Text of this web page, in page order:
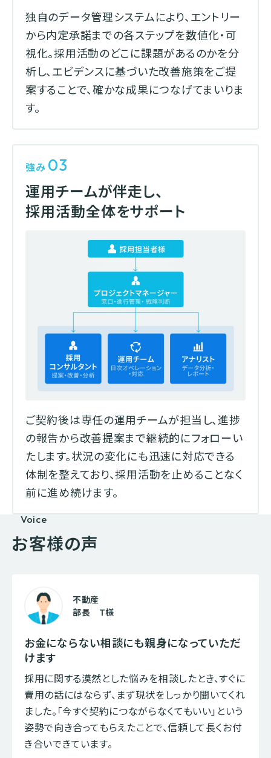
独自のデータ管理システムにより、エントリー
から内定承諾までの各ステップを数値化・可
視化。採用活動のどこに課題があるのかを分
析し、エビデンスに基づいた改善施策をご提
案することで、確かな成果につなげてまいりま
す。
強み 03
運用チームが伴走し、
採用活動全体をサポート
ご契約後は専任の運用チームが担当し、進捗
の報告から改善提案まで継続的にフォローい
たします。状況の変化にも迅速に対応できる
体制を整えており、採用活動を止めることなく
前に進め続けます。
Voice
お客様の声
不動産
部長 T様
お金にならない相談にも親身になっていただ
けます
採用に関する漠然とした悩みを相談したとき、すぐに
費用の話にはならず、まず現状をしっかり聞いてくれ
ました。「今すぐ契約につながらなくてもいい」という
姿勢で向き合ってもらえたことで、信頼して長くお付
き合いできています。